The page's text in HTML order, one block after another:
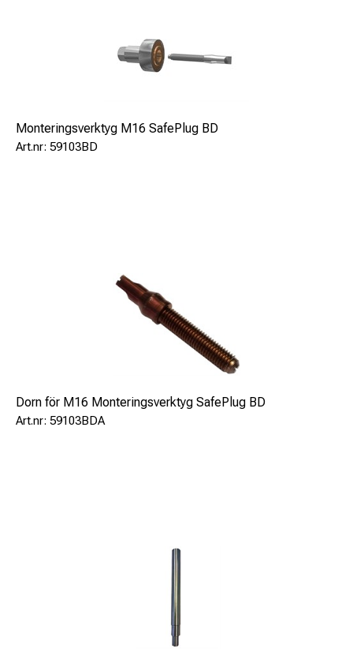
Monteringsverktyg M16 SafePlug BD
59103BD
Dorn för M16 Monteringsverktyg SafePlug BD
59103BDA